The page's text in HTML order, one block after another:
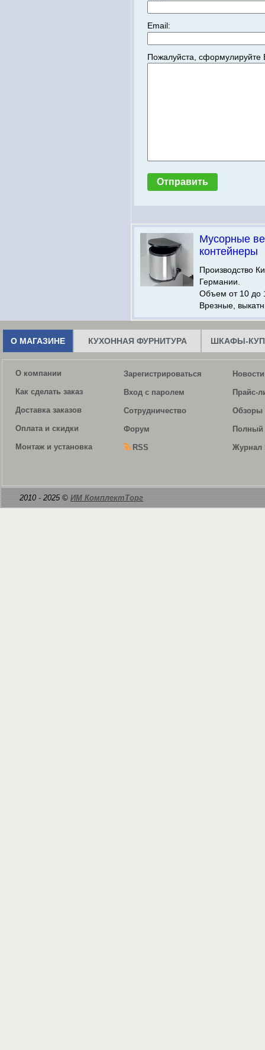
Email:
Пожалуйста,
Мусорные
контейнеры
Производство
Германии.
Объем от 10 до
Врезные,
О МАГАЗИНЕ КУХОННАЯ ФУРНИТУРА ШКАФЫ-
О компании
Как сделать заказ
Доставка заказов
Оплата и скидки
Монтаж и установка
Зарегистрироваться
Вход с паролем
Сотрудничество
Форум
RSS
Новости
Прайс-
Обзоры
Полный
Журнал
2010 - 2025 ©ИМ КомплектТорг